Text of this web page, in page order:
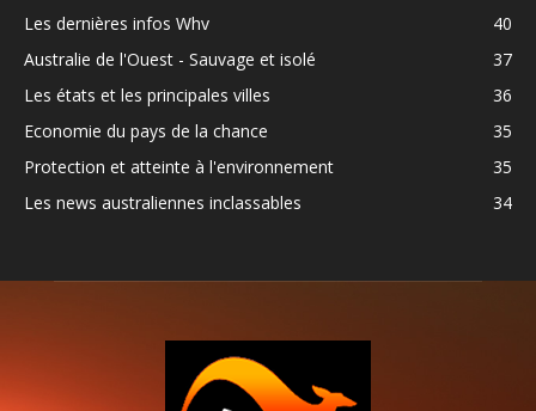
Les dernières infos Whv
40
Australie de l'Ouest - Sauvage et isolé
37
Les états et les principales villes
36
Economie du pays de la chance
35
Protection et atteinte à l'environnement
35
Les news australiennes inclassables
34